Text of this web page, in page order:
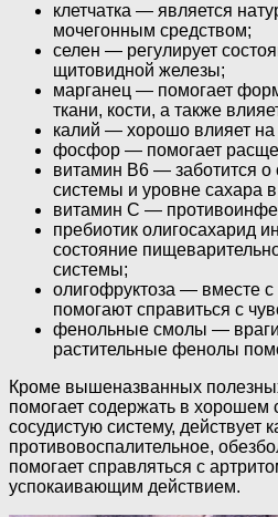
клетчатка — является
мочегонным средством;
селен — регулирует
щитовидной железы;
марганец — помогает
ткани, кости, а также
калий — хорошо влияет на
фосфор — помогает
витамин B6 — заботится о
системы и уровне сахара
витамин C —
пребиотик олигосахарид
состояние
системы;
олигофруктоза — вместе
помогают справиться с
фенольные смолы — враги
растительные фенолы
Кроме вышеназванных
помогает содержать в хорошем
сосудистую систему, действует
противовоспалительное,
помогает справляться с
успокаивающим действием.